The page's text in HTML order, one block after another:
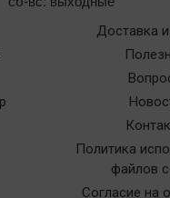
Доставка
Политика
файлов
Согласие на